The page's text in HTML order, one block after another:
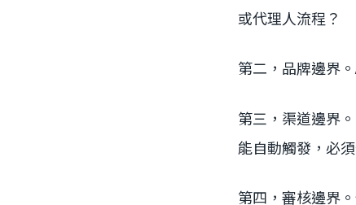
或代理人流程？
第二，品牌邊界
第三，渠道邊界
能自動觸發，必
第四，審核邊界